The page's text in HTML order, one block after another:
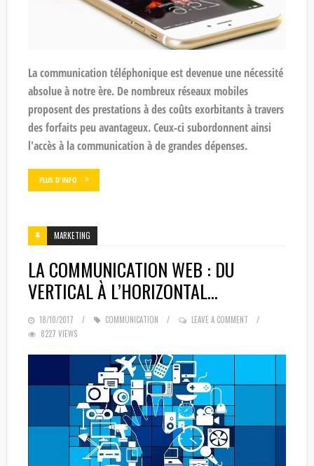
La communication téléphonique est devenue une nécessité
absolue à notre ère. De nombreux réseaux mobiles
proposent des prestations à des coûts exorbitants à travers
des forfaits peu avantageux. Ceux-ci subordonnent ainsi
l'accès à la communication à de grandes dépenses.
PLUS D'INFO
MARKETING
LA COMMUNICATION WEB : DU
VERTICAL À L’HORIZONTAL…
POSTED
ON
18/10/2017 COMMUNICATION
LEAVE A COMMENT
8227 VIEWS